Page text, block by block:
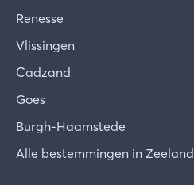
Renesse
Vlissingen
Cadzand
Goes
Burgh-Haamstede
Alle bestemmingen in Zeeland